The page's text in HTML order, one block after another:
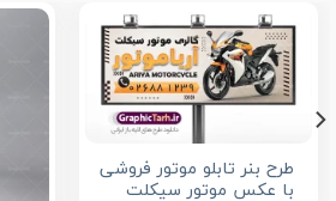
طرح بنر تابلو موتور فروشی
با عکس موتور سیکلت